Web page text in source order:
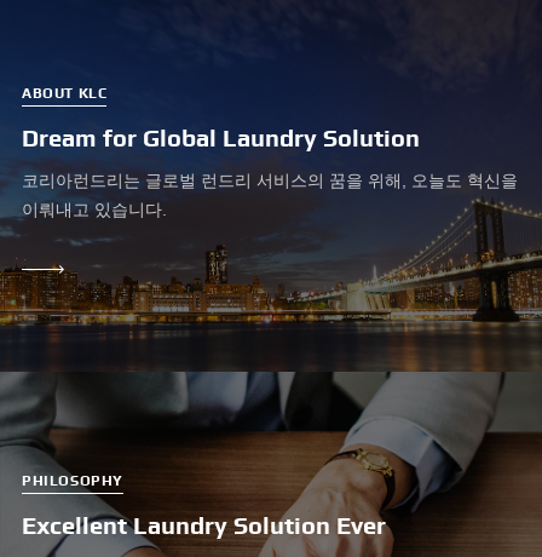
ABOUT KLC
Dream for Global Laundry Solution
코리아런드리는 글로벌 런드리 서비스의 꿈을 위해, 오늘도 혁신을
이뤄내고 있습니다.
LEARN
MORE
PHILOSOPHY
Excellent Laundry Solution Ever